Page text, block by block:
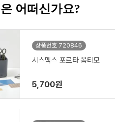
어떠신가요?
상품번호 720846
시스맥스 포르타 옵티모
5,700원